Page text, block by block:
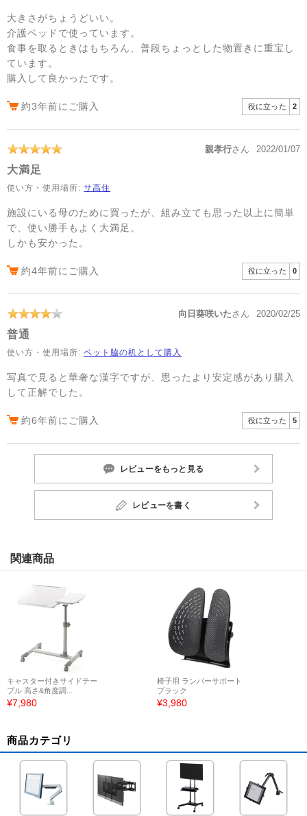
大きさがちょうどいい。
介護ベッドで使っています。
食事を取るときはもちろん、普段ちょっとした物置きに重宝し
ています。
購入して良かったです。
約3年前にご購入 役に立った 2
親孝行さん 2022/01/07
大満足
使い方・使用場所: サ高住
施設にいる母のために買ったが、組み立ても思った以上に簡単
で、使い勝手もよく大満足。
しかも安かった。
約4年前にご購入 役に立った 0
向日葵咲いたさん 2020/02/25
普通
使い方・使用場所: ベット脇の机として購入
写真で見ると華奢な漢字ですが、思ったより安定感があり購入
して正解でした。
約6年前にご購入 役に立った 5
レビューをもっと見る
レビューを書く
関連商品
キャスター付きサイドテー
ブル 高さ&角度調...
¥7,980
椅子用 ランバーサポート
ブラック
¥3,980
商品カテゴリ